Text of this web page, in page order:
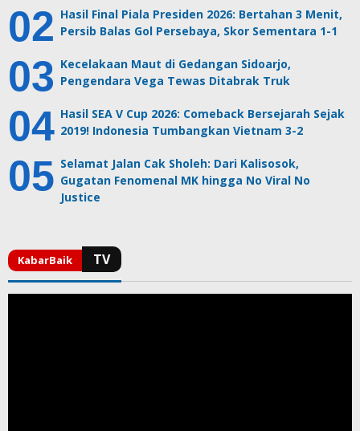
Hasil Final Piala Presiden 2026: Bertahan 3 Menit,
Persib Balas Gol Persebaya, Skor Sementara 1-1
Kecelakaan Maut di Gedangan Sidoarjo,
Pengendara Vega Tewas Ditabrak Truk
Hasil SEA V Cup 2026: Comeback Bersejarah Sejak
2019! Indonesia Tumbangkan Vietnam 3-2
Selamat Jalan Cak Sholeh: Dari Kalisosok,
Gugatan Fenomenal MK hingga No Viral No
Justice